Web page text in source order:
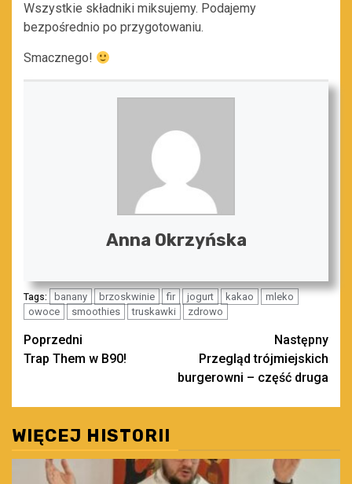
Wszystkie składniki miksujemy. Podajemy
bezpośrednio po przygotowaniu.
Smacznego!
Anna Okrzyńska
Tags: banany brzoskwinie fir jogurt kakao
mleko
owoce
smoothies truskawki zdrowo
Zobacz
wpisy
Poprzedni
Trap Them w B90!
Następny
Przegląd trójmiejskich
burgerowni – część druga
WIĘCEJ HISTORII